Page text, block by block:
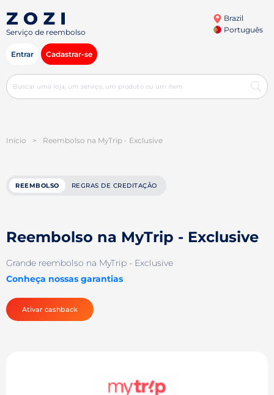
Serviço de reembolso
Brazil
Português
Entrar Cadastrar-se
Início > Reembolso na MyTrip - Exclusive
REEMBOLSO REGRAS DE CREDITAÇÃO
Reembolso na MyTrip - Exclusive
Grande reembolso na MyTrip - Exclusive
Conheça nossas garantias
Ativar cashback